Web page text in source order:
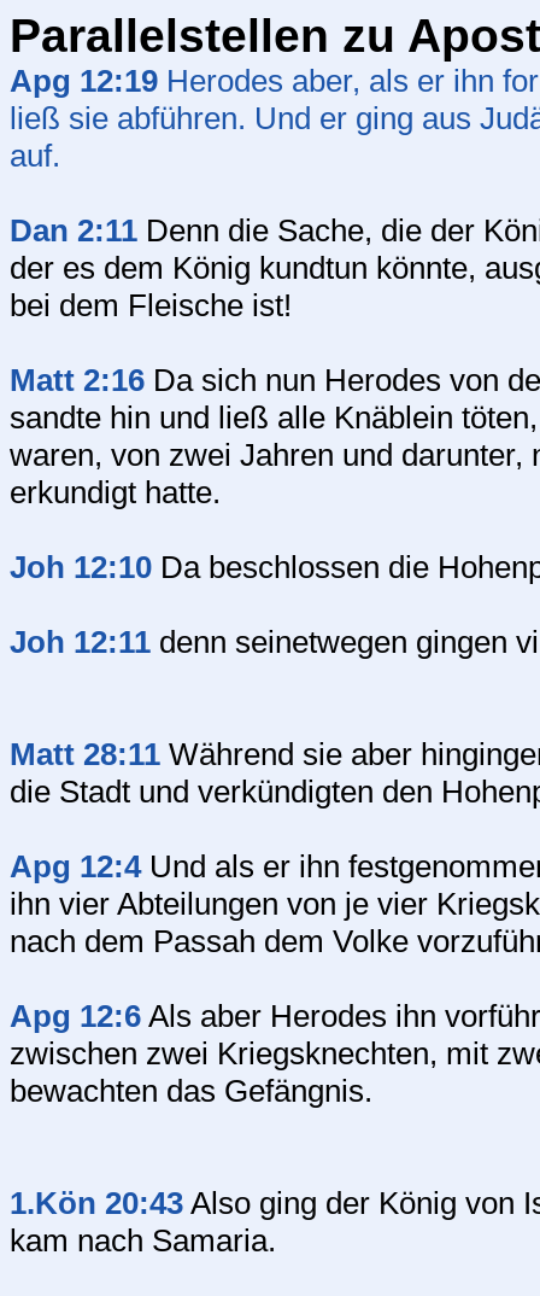
Parallelstellen zu
Apg 12:19 Herodes aber, als er ihn
ließ sie abführen. Und er ging aus
auf.
Dan 2:11 Denn die Sache, die der
der es dem König kundtun könnte,
bei dem Fleische ist!
Matt 2:16 Da sich nun Herodes von
sandte hin und ließ alle Knäblein
waren, von zwei Jahren und
erkundigt hatte.
Joh 12:10 Da beschlossen die
Joh 12:11 denn seinetwegen gingen
Matt 28:11 Während sie aber
die Stadt und verkündigten den
Apg 12:4Und als er ihn
ihn vier Abteilungen von je vier
nach dem Passah dem Volke
Apg 12:6 Als aber Herodes ihn
zwischen zwei Kriegsknechten, mit
bewachten das Gefängnis.
1.Kön 20:43 Also ging der König von
kam nach Samaria.